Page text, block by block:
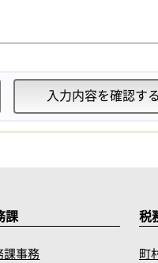
入力内容を確認する
課
課事務
税
町